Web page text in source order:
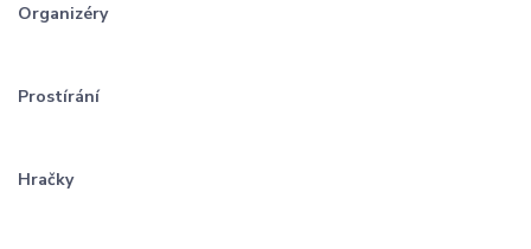
Organizéry
Prostírání
Hračky